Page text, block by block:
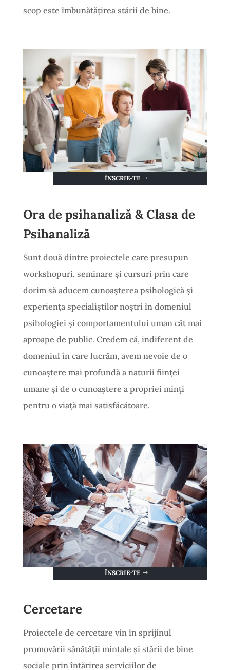
scop este îmbunătățirea stării de bine.
ÎNSCRIE-TE
Ora de psihanaliză & Clasa de
Psihanaliză
Sunt două dintre proiectele care presupun
workshopuri, seminare și cursuri prin care
dorim să aducem cunoașterea psihologică și
experiența specialiștilor noștri în domeniul
psihologiei și comportamentului uman cât mai
aproape de public. Credem că, indiferent de
domeniul în care lucrăm, avem nevoie de o
cunoaștere mai profundă a naturii ființei
umane și de o cunoaștere a propriei minți
pentru o viață mai satisfăcătoare.
ÎNSCRIE-TE
Cercetare
Proiectele de cercetare vin în sprijinul
promovării sănătății mintale și stării de bine
sociale prin întărirea serviciilor de